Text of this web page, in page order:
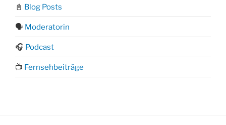
📓 Blog Posts
🗣️ Moderatorin
🎧 Podcast
📺 Fernsehbeiträge